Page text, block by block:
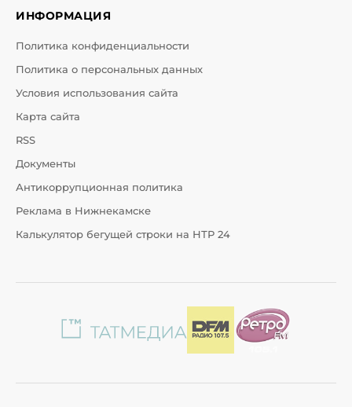
ИНФОРМАЦИЯ
Политика конфиденциальности
Политика о персональных данных
Условия использования сайта
Карта сайта
RSS
Документы
Антикоррупционная политика
Реклама в Нижнекамске
Калькулятор бегущей строки на НТР 24